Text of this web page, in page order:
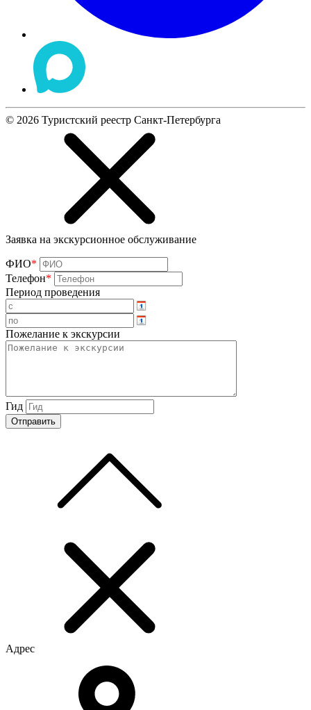
© 2026 Туристский реестр Санкт-Петербурга
Заявка на экскурсионное обслуживание
ФИО*
Телефон*
Период проведения
Пожелание к экскурсии
Гид
Адрес